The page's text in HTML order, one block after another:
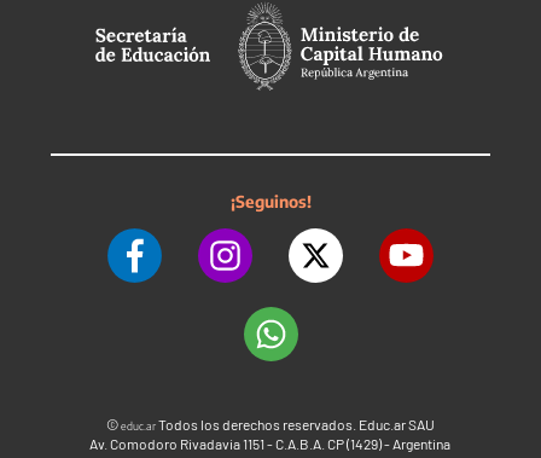
¡Seguinos!
©educ.arTodos los derechos reservados. Educ.ar SAU
Av. Comodoro Rivadavia 1151 - C.A.B.A. CP (1429) - Argentina